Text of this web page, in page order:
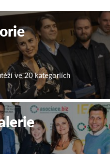
ve 20 kategoriích